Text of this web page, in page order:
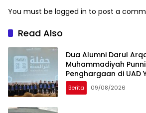
You must be logged in to post a
Read Also
Dua Alumni Darul
Muhammadiyah
Penghargaan di UAD
Berita 09/08/2026